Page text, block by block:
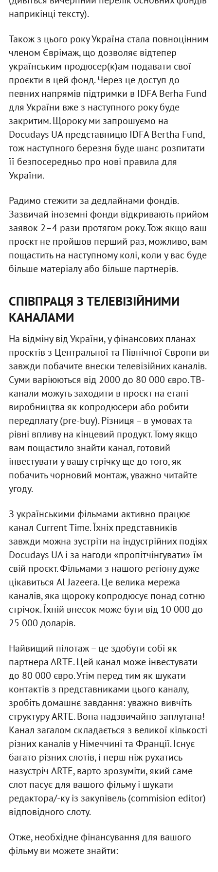
наприкінці тексту).
Також з цього року Україна стала повноцінним
членом Єврімаж, що дозволяє відтепер
українським продюсер(к)ам подавати свої
проєкти в цей фонд. Через це доступ до
певних напрямів підтримки в IDFA Berha Fund
для України вже з наступного року буде
закритим. Щороку ми запрошуємо на
Docudays UA представницю IDFA Bertha Fund,
тож наступного березня буде шанс розпитати
її безпосередньо про нові правила для
України.
Радимо стежити за дедлайнами фондів.
Зазвичай іноземні фонди відкривають прийом
заявок 2–4 рази протягом року. Тож якщо ваш
проєкт не пройшов перший раз, можливо, вам
пощастить на наступному колі, коли у вас буде
більше матеріалу або більше партнерів.
СПІВПРАЦЯ З ТЕЛЕВІЗІЙНИМИ
КАНАЛАМИ
На відміну від України, у фінансових планах
проєктів з Центральної та Північної Європи ви
завжди побачите внески телевізійних каналів.
Суми варіюються від 2000 до 80 000 євро. ТВ-
канали можуть заходити в проєкт на етапі
виробництва як копродюсери або робити
передплату (pre-buy). Різниця – в умовах та
рівні впливу на кінцевий продукт. Тому якщо
вам пощастило знайти канал, готовий
інвестувати у вашу стрічку ще до того, як
побачить чорновий монтаж, уважно читайте
угоду.
З українськими фільмами активно працює
канал Current Time. Їхніх представників
завжди можна зустріти на індустрійних подіях
Docudays UA і за нагоди «пропітчінгувати» їм
свій проєкт. Фільмами з нашого регіону дуже
цікавиться Al Jazeera. Це велика мережа
каналів, яка щороку копродюсує понад сотню
стрічок. Їхній внесок може бути від 10 000 до
25 000 доларів.
Найвищий пілотаж – це здобути собі як
партнера АRТЕ. Цей канал може інвестувати
до 80 000 євро. Утім перед тим як шукати
контактів з представниками цього каналу,
зробіть домашнє завдання: уважно вивчіть
структуру ARTE. Вона надзвичайно заплутана!
Канал загалом складається з великої кількості
різних каналів у Німеччині та Франції. Існує
багато різних слотів, і перш ніж рухатись
назустріч ARTE, варто зрозуміти, який саме
слот пасує для вашого фільму і шукати
редактора/-ку із закупівель (commision editor)
відповідного слоту.
Отже, необхідне фінансування для вашого
фільму ви можете знайти: